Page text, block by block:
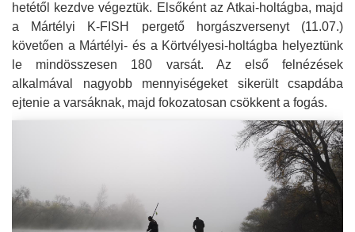
hetétől kezdve végeztük. Elsőként az Atkai-holtágba, majd
a Mártélyi K-FISH pergető horgászversenyt (11.07.)
követően a Mártélyi- és a Körtvélyesi-holtágba helyeztünk
le mindösszesen 180 varsát. Az első felnézések
alkalmával nagyobb mennyiségeket sikerült csapdába
ejtenie a varsáknak, majd fokozatosan csökkent a fogás.